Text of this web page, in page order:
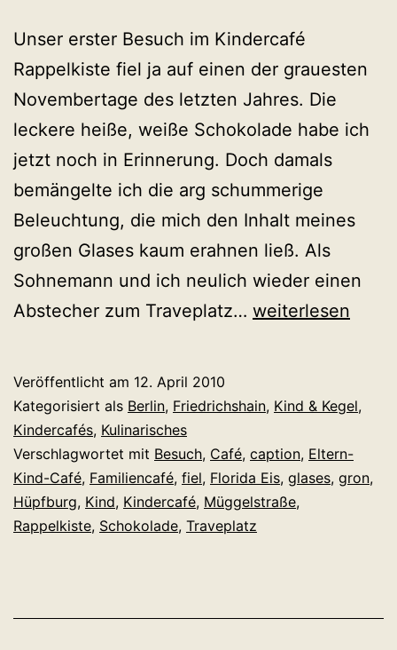
Unser erster Besuch im Kindercafé
Rappelkiste fiel ja auf einen der grauesten
Novembertage des letzten Jahres. Die
leckere heiße, weiße Schokolade habe ich
jetzt noch in Erinnerung. Doch damals
bemängelte ich die arg schummerige
Beleuchtung, die mich den Inhalt meines
großen Glases kaum erahnen ließ. Als
Sohnemann und ich neulich wieder einen
Abstecher zum Traveplatz… Ein
im
Kind-
Café
Rappelkiste.
weiterlesen
Veröffentlicht am 12. April 2010
Kategorisiert als Berlin, Friedrichshain, Kind & Kegel,
Kindercafés, Kulinarisches
Verschlagwortet mit Besuch, Café, caption, Eltern-
Kind-Café, Familiencafé, fiel, Florida Eis, glases, gron,
Hüpfburg, Kind, Kindercafé, Müggelstraße,
Rappelkiste, Schokolade, Traveplatz